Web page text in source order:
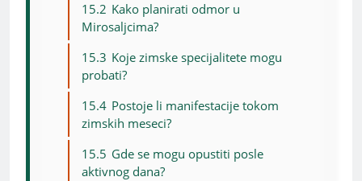
15.2 Kako planirati odmor u
Mirosaljcima?
15.3 Koje zimske specijalitete mogu
probati?
15.4 Postoje li manifestacije tokom
zimskih meseci?
15.5 Gde se mogu opustiti posle
aktivnog dana?